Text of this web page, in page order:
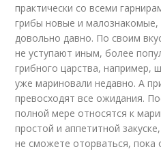
практически со всеми
грибы новые и малознакомые,
довольно давно. По своим
не уступают иным, более
грибного царства,
уже мариновали недавно. А
превосходят все ожидания.
полной мере относятся к
простой и аппетитной
не сможете оторваться, пока